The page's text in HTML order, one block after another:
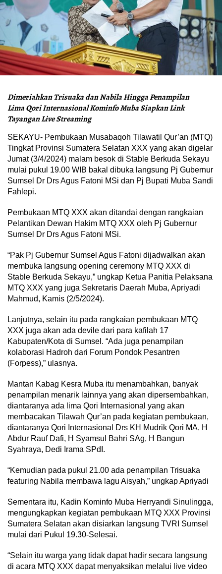
Dimeriahkan Trisuaka dan Nabila Hingga Penampilan
Lima Qori Internasional Kominfo Muba Siapkan Link
Tayangan Live Streaming
SEKAYU- Pembukaan Musabaqoh Tilawatil Qur’an (MTQ)
Tingkat Provinsi Sumatera Selatan XXX yang akan digelar
Jumat (3/4/2024) malam besok di Stable Berkuda Sekayu
mulai pukul 19.00 WIB bakal dibuka langsung Pj Gubernur
Sumsel Dr Drs Agus Fatoni MSi dan Pj Bupati Muba Sandi
Fahlepi.
Pembukaan MTQ XXX akan ditandai dengan rangkaian
Pelantikan Dewan Hakim MTQ XXX oleh Pj Gubernur
Sumsel Dr Drs Agus Fatoni MSi.
“Pak Pj Gubernur Sumsel Agus Fatoni dijadwalkan akan
membuka langsung opening ceremony MTQ XXX di
Stable Berkuda Sekayu,” ungkap Ketua Panitia Pelaksana
MTQ XXX yang juga Sekretaris Daerah Muba, Apriyadi
Mahmud, Kamis (2/5/2024).
Lanjutnya, selain itu pada rangkaian pembukaan MTQ
XXX juga akan ada devile dari para kafilah 17
Kabupaten/Kota di Sumsel. “Ada juga penampilan
kolaborasi Hadroh dari Forum Pondok Pesantren
(Forpess),” ulasnya.
Mantan Kabag Kesra Muba itu menambahkan, banyak
penampilan menarik lainnya yang akan dipersembahkan,
diantaranya ada lima Qori Internasional yang akan
membacakan Tilawah Qur’an pada kegiatan pembukaan,
diantaranya Qori Internasional Drs KH Mudrik Qori MA, H
Abdur Rauf Dafi, H Syamsul Bahri SAg, H Bangun
Syahraya, Dedi Irama SPdI.
“Kemudian pada pukul 21.00 ada penampilan Trisuaka
featuring Nabila membawa lagu Aisyah,” ungkap Apriyadi
Sementara itu, Kadin Kominfo Muba Herryandi Sinulingga,
mengungkapkan kegiatan pembukaan MTQ XXX Provinsi
Sumatera Selatan akan disiarkan langsung TVRI Sumsel
mulai dari Pukul 19.30-Selesai.
“Selain itu warga yang tidak dapat hadir secara langsung
di acara MTQ XXX dapat menyaksikan melalui live video